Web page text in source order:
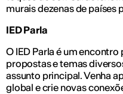
murais dezenas de países
IED Parla
O IED Parla é um
propostas e temas
assunto principal. Venha
global e crie novas